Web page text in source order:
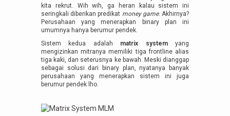
kita rekrut. Wih wih, ga heran kalau sistem ini
seringkali diberikan predikat money game. Akhirnya?
Perusahaan yang menerapkan binary plan ini
umumnya hanya berumur pendek.
Sistem kedua adalah matrix systemyang
mengizinkan mitranya memiliki tiga frontline alias
tiga kaki, dan seterusnya ke bawah. Meski dianggap
sebagai solusi dari binary plan, nyatanya banyak
perusahaan yang menerapkan sistem ini juga
berumur pendek lho.